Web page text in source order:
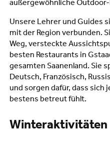
außergewöhnliche
Unsere Lehrer und Guides
mit der Region verbunden.
Weg, versteckte
besten Restaurants in
gesamten Saanenland. Sie
Deutsch, Französisch,
und sorgen dafür, dass sich
bestens betreut fühlt.
Winteraktivitäten